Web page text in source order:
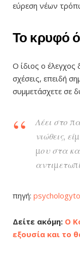
εύρεση νέων
Το κρυφό
Ο ίδιος ο έλεγχος
σχέσεις, επειδή
συμμετάσχετε σε
Λέει στο
νιώθεις,
μου στα
πηγή:
Δείτε ακόμη: Ο
εξουσία και το